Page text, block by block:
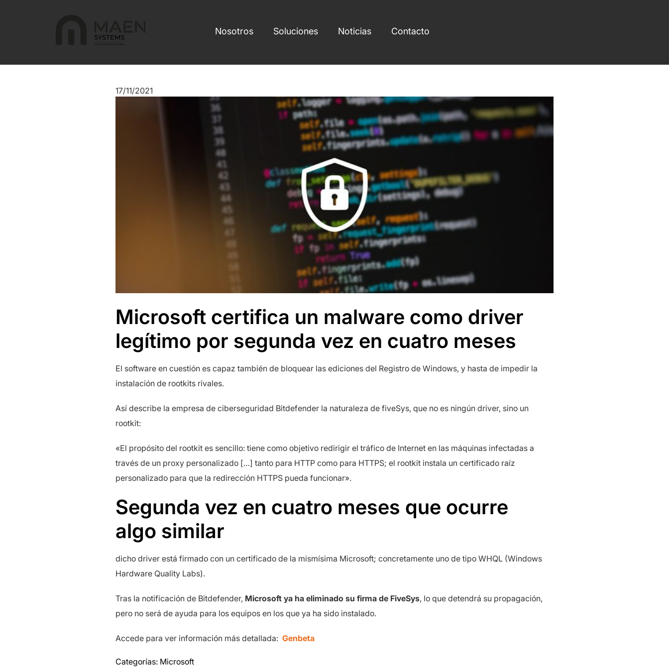
Nosotros Soluciones Noticias Contacto
17/11/2021
Microsoft certifica un malware como driver
legítimo por segunda vez en cuatro meses
El software en cuestión es capaz también de bloquear las ediciones del Registro de Windows, y hasta de impedir la
instalación de rootkits rivales.
Así describe la empresa de ciberseguridad Bitdefender la naturaleza de fiveSys, que no es ningún driver, sino un
rootkit:
«El propósito del rootkit es sencillo: tiene como objetivo redirigir el tráfico de Internet en las máquinas infectadas a
través de un proxy personalizado […] tanto para HTTP como para HTTPS; el rootkit instala un certificado raíz
personalizado para que la redirección HTTPS pueda funcionar».
Segunda vez en cuatro meses que ocurre
algo similar
dicho driver está firmado con un certificado de la mismísima Microsoft; concretamente uno de tipo WHQL (Windows
Hardware Quality Labs).
Tras la notificación de Bitdefender, Microsoft ya ha eliminado su firma de FiveSys, lo que detendrá su propagación,
pero no será de ayuda para los equipos en los que ya ha sido instalado.
Accede para ver información más detallada: Genbeta
Categorías: Microsoft